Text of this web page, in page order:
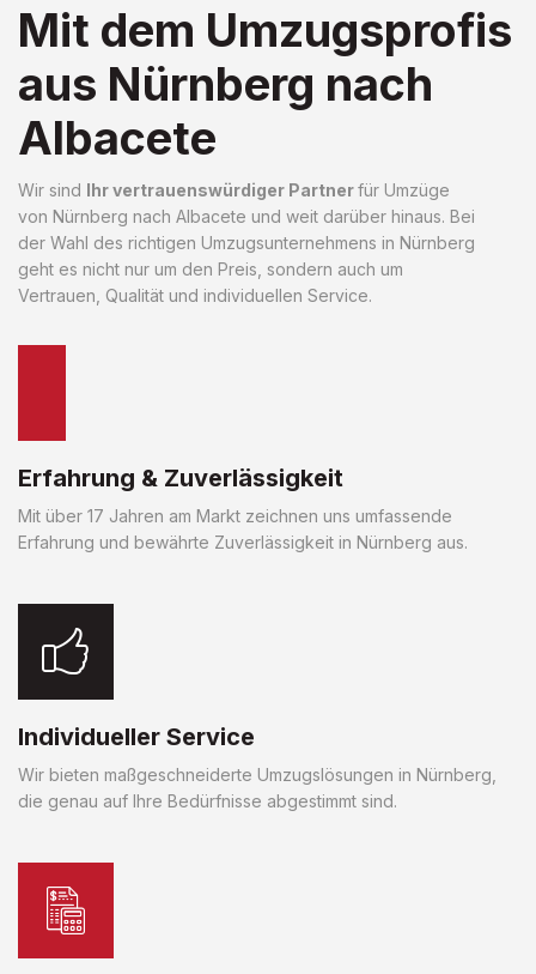
Mit dem Umzugsprofis
aus Nürnberg nach
Albacete
Wir sind Ihr vertrauenswürdiger Partnerfür Umzüge
von Nürnberg nach Albacete und weit darüber hinaus. Bei
der Wahl des richtigen Umzugsunternehmens in Nürnberg
geht es nicht nur um den Preis, sondern auch um
Vertrauen, Qualität und individuellen Service.
Erfahrung & Zuverlässigkeit
Mit über 17 Jahren am Markt zeichnen uns umfassende
Erfahrung und bewährte Zuverlässigkeit in Nürnberg aus.
Individueller Service
Wir bieten maßgeschneiderte Umzugslösungen in Nürnberg,
die genau auf Ihre Bedürfnisse abgestimmt sind.